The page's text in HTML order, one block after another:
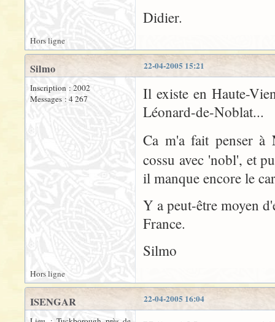
Didier.
Hors ligne
22-04-2005 15:21
Silmo
Inscription : 2002
Messages : 4 267
Il existe en Haute-
Léonard-de-Noblat...
Ca m'a fait penser à
cossu avec 'nobl', et
il manque encore le
Y a peut-être moyen
France.
Silmo
Hors ligne
22-04-2005 16:04
ISENGAR